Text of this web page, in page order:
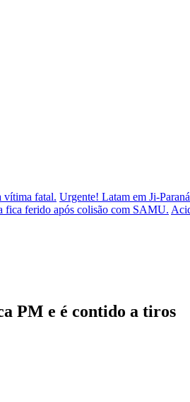
vítima fatal. Urgente! Latam em Ji-
fica ferido após colisão com SAMU.
PM e é contido a tiros